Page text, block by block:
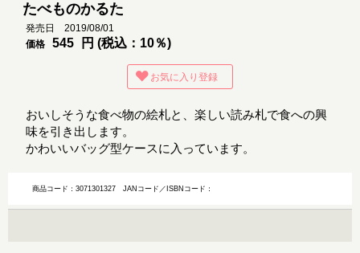
たべものかるた
発売日 2019/08/01
価格
545 円 (税込：10％)
お気に入り登録
おいしそうな食べ物の絵札と、楽しい読み札で食への興
味を引き出します。
かわいいバッグ型ケースに入っています。
商品コード：3071301327JANコード／ISBNコード：